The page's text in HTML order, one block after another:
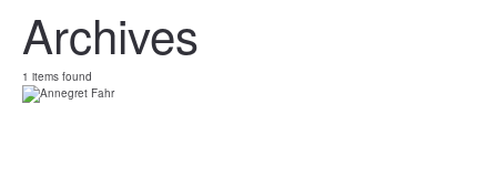
Archives
1 items found